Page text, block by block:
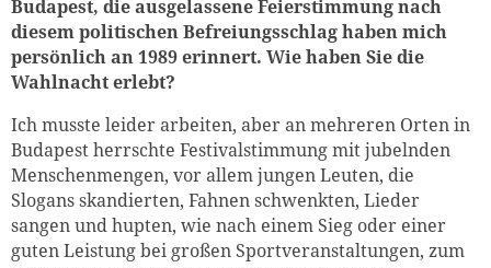
Budapest, die ausgelassene Feierstimmung nach
diesem politischen Befreiungsschlag haben mich
persönlich an 1989 erinnert. Wie haben Sie die
Wahlnacht erlebt?
Ich musste leider arbeiten, aber an mehreren Orten in
Budapest herrschte Festivalstimmung mit jubelnden
Menschenmengen, vor allem jungen Leuten, die
Slogans skandierten, Fahnen schwenkten, Lieder
sangen und hupten, wie nach einem Sieg oder einer
guten Leistung bei großen Sportveranstaltungen, zum